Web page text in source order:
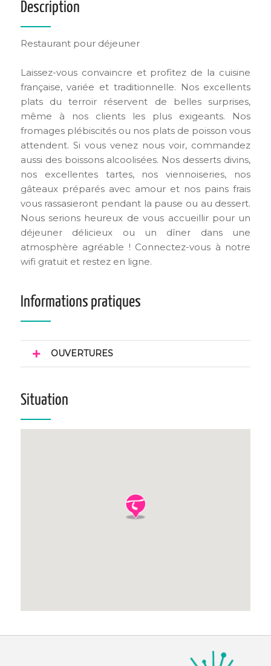
Description
Restaurant pour déjeuner
Laissez-vous convaincre et profitez de la cuisine
française, variée et traditionnelle. Nos excellents
plats du terroir réservent de belles surprises,
même à nos clients les plus exigeants. Nos
fromages plébiscités ou nos plats de poisson vous
attendent. Si vous venez nous voir, commandez
aussi des boissons alcoolisées. Nos desserts divins,
nos excellentes tartes, nos viennoiseries, nos
gâteaux préparés avec amour et nos pains frais
vous rassasieront pendant la pause ou au dessert.
Nous serions heureux de vous accueillir pour un
déjeuner délicieux ou un dîner dans une
atmosphère agréable ! Connectez-vous à notre
wifi gratuit et restez en ligne.
Informations pratiques
OUVERTURES
Situation